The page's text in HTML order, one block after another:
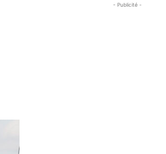
- Publicité -